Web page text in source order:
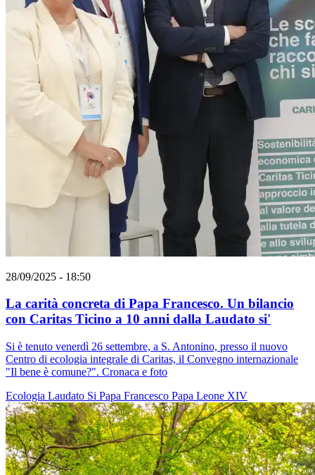
28/09/2025 - 18:50
La carità concreta di Papa Francesco. Un bilancio
con Caritas Ticino a 10 anni dalla Laudato si'
Si è tenuto venerdì 26 settembre, a S. Antonino, presso il nuovo
Centro di ecologia integrale di Caritas, il Convegno internazionale
"Il bene è comune?". Cronaca e foto
Ecologia Laudato Si Papa Francesco Papa Leone XIV